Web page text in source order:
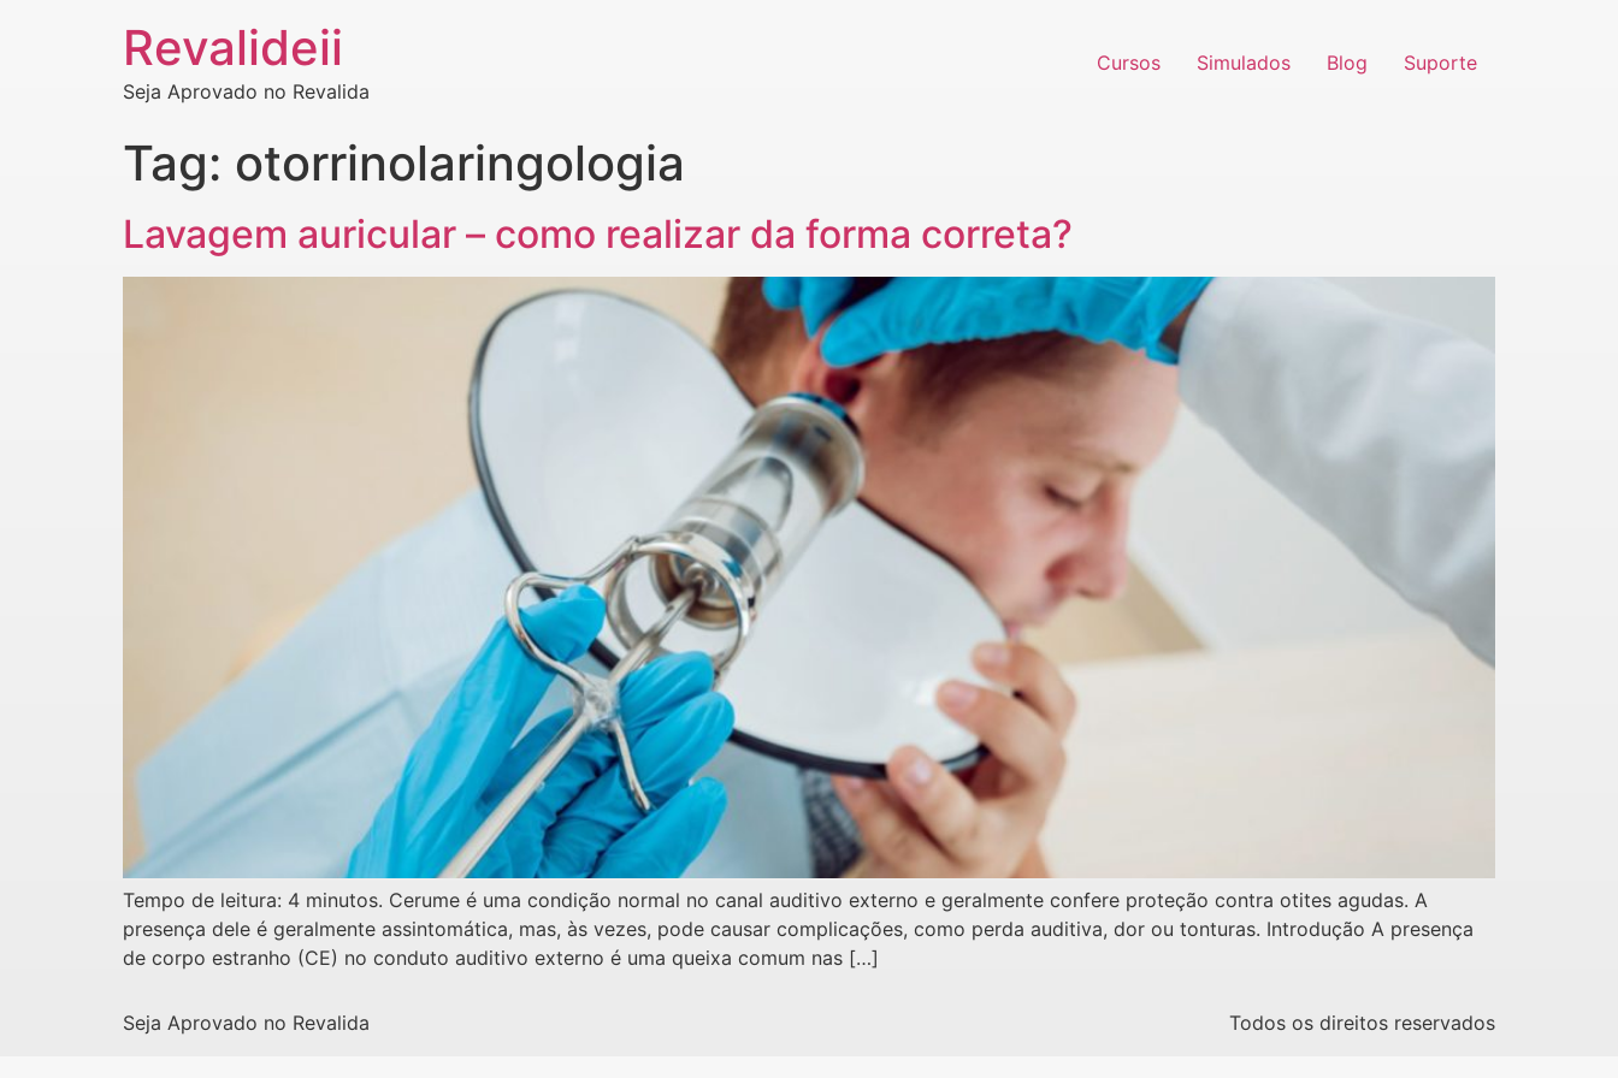
Revalideii
Seja Aprovado no Revalida
Cursos Simulados Blog Suporte
Tag: otorrinolaringologia
Lavagem auricular – como realizar da forma correta?
Tempo de leitura: 4 minutos. Cerume é uma condição normal no canal auditivo externo e geralmente confere proteção contra otites agudas. A
presença dele é geralmente assintomática, mas, às vezes, pode causar complicações, como perda auditiva, dor ou tonturas. Introdução A presença
de corpo estranho (CE) no conduto auditivo externo é uma queixa comum nas […]
Seja Aprovado no Revalida Todos os direitos reservados